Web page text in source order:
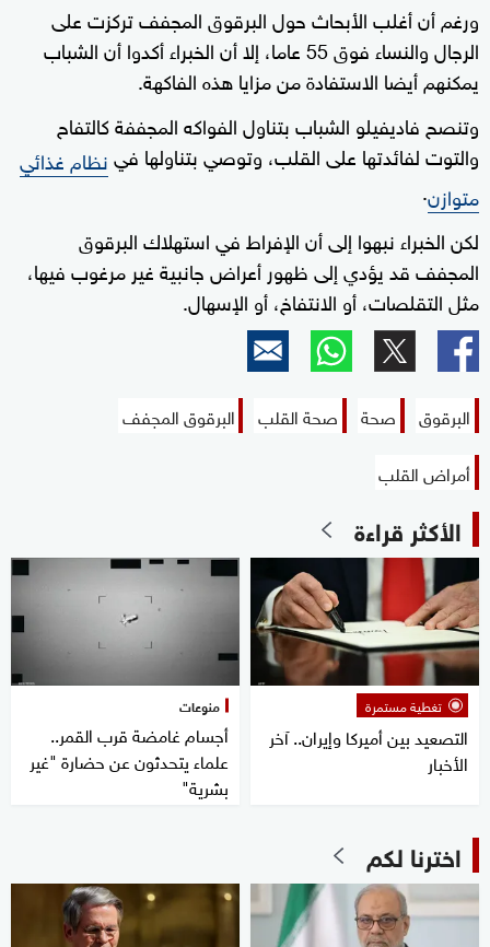
ورغم أن أغلب الأبحاث حول البرقوق المجفف تركزت على
الرجال والنساء فوق 55 عاما، إلا أن الخبراء أكدوا أن الشباب
يمكنهم أيضا الاستفادة من مزايا هذه الفاكهة.
وتنصح فاديفيلو الشباب بتناول الفواكه المجففة كالتفاح
والتوت لفائدتها على القلب، وتوصي بتناولها فينظام غذائي
متوازن.
لكن الخبراء نبهوا إلى أن الإفراط في استهلاك البرقوق
المجفف قد يؤدي إلى ظهور أعراض جانبية غير مرغوب فيها،
مثل التقلصات، أو الانتفاخ، أو الإسهال.
البرقوق صحة صحة القلب
البرقوق المجفف
أمراض القلب
الأكثر قراءة
تغطية مستمرة
التصعيد بين أميركا وإيران.. آخر
الأخبار
منوعات
أجسام غامضة قرب القمر..
علماء يتحدثون عن حضارة "غير
بشرية"
اخترنا لكم